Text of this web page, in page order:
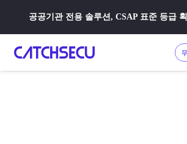
공공기관 전용 솔루션, CSAP 표준 등급